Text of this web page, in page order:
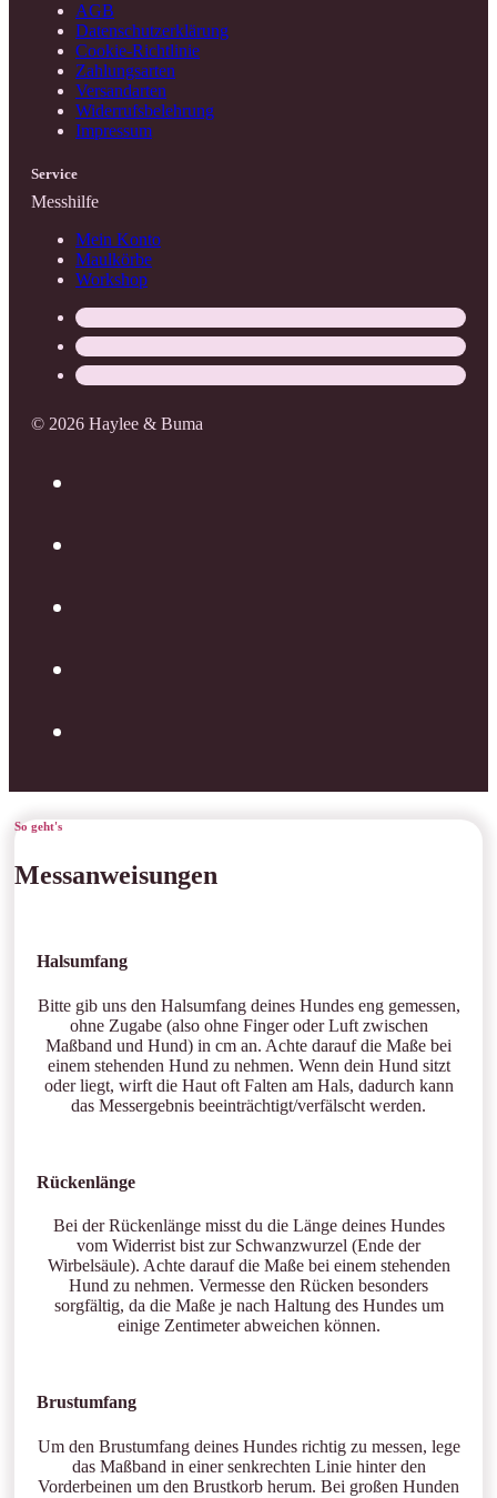
AGB
Datenschutzerklärung
Cookie-Richtlinie
Zahlungsarten
Versandarten
Widerrufsbelehrung
Impressum
Service
Messhilfe
Mein Konto
Maulkörbe
Workshop
© 2026 Haylee & Buma
So geht's
Messanweisungen
Halsumfang
Bitte gib uns den Halsumfang deines Hundes eng gemessen,
ohne Zugabe (also ohne Finger oder Luft zwischen
Maßband und Hund) in cm an. Achte darauf die Maße bei
einem stehenden Hund zu nehmen. Wenn dein Hund sitzt
oder liegt, wirft die Haut oft Falten am Hals, dadurch kann
das Messergebnis beeinträchtigt/verfälscht werden.
Rückenlänge
Bei der Rückenlänge misst du die Länge deines Hundes
vom Widerrist bist zur Schwanzwurzel (Ende der
Wirbelsäule). Achte darauf die Maße bei einem stehenden
Hund zu nehmen. Vermesse den Rücken besonders
sorgfältig, da die Maße je nach Haltung des Hundes um
einige Zentimeter abweichen können.
Brustumfang
Um den Brustumfang deines Hundes richtig zu messen, lege
das Maßband in einer senkrechten Linie hinter den
Vorderbeinen um den Brustkorb herum. Bei großen Hunden